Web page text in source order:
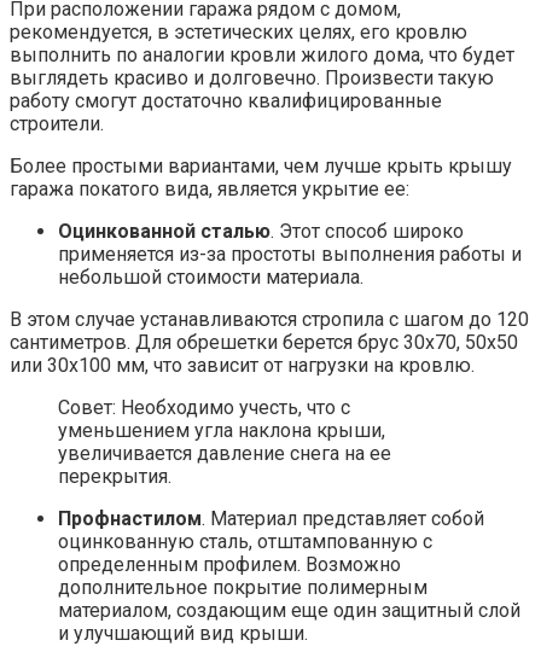
При расположении гаража рядом с домом,
рекомендуется, в эстетических целях, его кровлю
выполнить по аналогии кровли жилого дома, что будет
выглядеть красиво и долговечно. Произвести такую
работу смогут достаточно квалифицированные
строители.
Более простыми вариантами, чем лучше крыть крышу
гаража покатого вида, является укрытие ее:
Оцинкованной сталью. Этот способ широко
применяется из-за простоты выполнения работы и
небольшой стоимости материала.
В этом случае устанавливаются стропила с шагом до 120
сантиметров. Для обрешетки берется брус 30х70, 50х50
или 30х100 мм, что зависит от нагрузки на кровлю.
Совет: Необходимо учесть, что с
уменьшением угла наклона крыши,
увеличивается давление снега на ее
перекрытия.
Профнастилом. Материал представляет собой
оцинкованную сталь, отштампованную с
определенным профилем. Возможно
дополнительное покрытие полимерным
материалом, создающим еще один защитный слой
и улучшающий вид крыши.